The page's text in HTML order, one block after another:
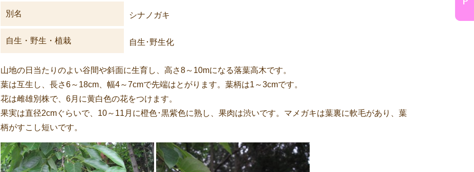
別名 シナノガキ
自生・野生・植栽 自生･野生化
山地の日当たりのよい谷間や斜面に生育し、高さ8～10mになる落葉高木です。
葉は互生し、長さ6～18cm、幅4～7cmで先端はとがります。葉柄は1～3cmです。
花は雌雄別株で、6月に黄白色の花をつけます。
果実は直径2cmぐらいで、10～11月に橙色･黒紫色に熟し、果肉は渋いです。マメガキは葉裏に軟毛があり、葉
柄がすこし短いです。